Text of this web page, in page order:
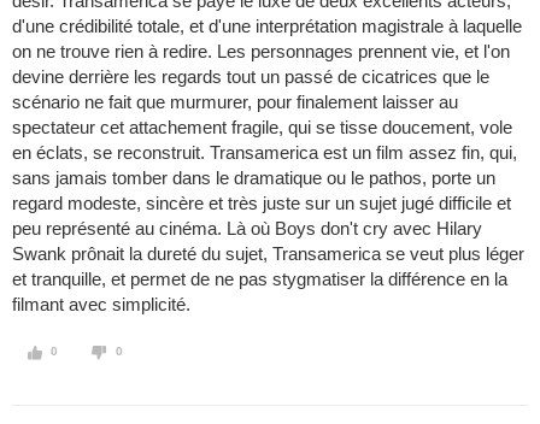
d'une crédibilité totale, et d'une interprétation magistrale à laquelle
on ne trouve rien à redire. Les personnages prennent vie, et l'on
devine derrière les regards tout un passé de cicatrices que le
scénario ne fait que murmurer, pour finalement laisser au
spectateur cet attachement fragile, qui se tisse doucement, vole
en éclats, se reconstruit. Transamerica est un film assez fin, qui,
sans jamais tomber dans le dramatique ou le pathos, porte un
regard modeste, sincère et très juste sur un sujet jugé difficile et
peu représenté au cinéma. Là où Boys don't cry avec Hilary
Swank prônait la dureté du sujet, Transamerica se veut plus léger
et tranquille, et permet de ne pas stygmatiser la différence en la
filmant avec simplicité.
0 0